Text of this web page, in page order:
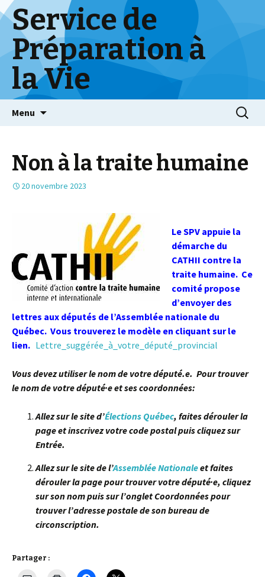
Service de
Préparation à
la Vie
Menu
Non à la traite humaine
20 novembre 2023
Le SPV appuie la
démarche du
CATHII contre la
traite humaine. Ce
comité propose
d’envoyer des
lettres aux députés de l’Assemblée nationale du
Québec. Vous trouverez le modèle en cliquant sur le
lien. Lettre_suggérée_à_votre_député_provincial
Vous devez utiliser le nom de votre député.e. Pour trouver
le nom de votre député·e et ses coordonnées:
Allez sur le site d’Élections Québec, faites dérouler la
page et inscrivez votre code postal puis cliquez sur
Entrée.
Allez sur le site de l’Assemblée Nationaleet faites
dérouler la page pour trouver votre député·e, cliquez
sur son nom puis sur l’onglet Coordonnées pour
trouver l’adresse postale de son bureau de
circonscription.
Partager :